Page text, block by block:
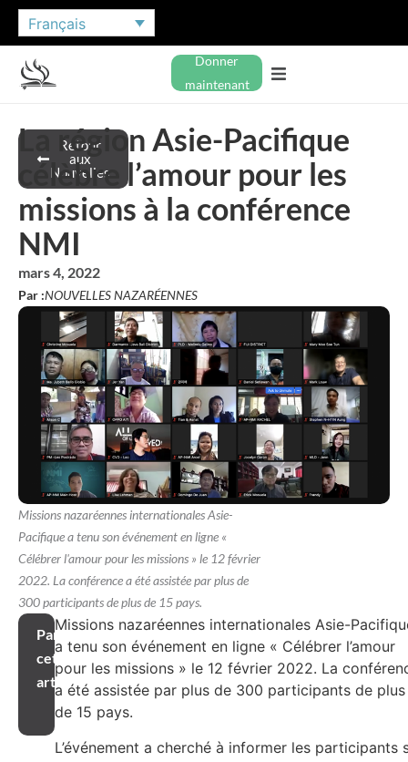
Français
Donner
maintenant
Retour
aux
Nouvelles
La région Asie-Pacifique
célèbre l’amour pour les
missions à la conférence
NMI
mars 4, 2022
Par :NOUVELLES NAZARÉENNES
Missions nazaréennes internationales Asie-
Pacifique a tenu son événement en ligne «
Célébrer l'amour pour les missions » le 12 février
2022. La conférence a été assistée par plus de
300 participants de plus de 15 pays.
Partager
cet
article
Missions nazaréennes internationales Asie-
a tenu son événement en ligne « Célébrer l’amour
pour les missions » le 12 février 2022. La
a été assistée par plus de 300 participants de plus
de 15 pays.
L’événement a cherché à informer les participants